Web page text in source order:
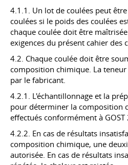
4.1.1. Un lot de coulées peut
coulées si le poids des coulées
chaque coulée doit être
exigences du présent cahier des
4.2. Chaque coulée doit être
composition chimique. La
par le fabricant.
4.2.1. L'échantillonnage et la
pour déterminer la composition
effectués conformément à
4.2.2. En cas de résultats
composition chimique, une
autorisée. En cas de résultats